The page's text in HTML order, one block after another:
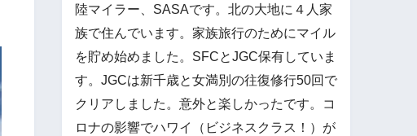
陸マイラー、SASAです。北の大地に４人家
族で住んでいます。家族旅行のためにマイル
を貯め始めました。SFCとJGC保有していま
す。JGCは新千歳と女満別の往復修行50回で
クリアしました。意外と楽しかったです。コ
ロナの影響でハワイ（ビジネスクラス！）が